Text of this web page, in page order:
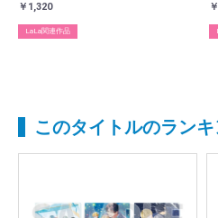
￥1,320
LaLa関連作品
このタイトルのラン